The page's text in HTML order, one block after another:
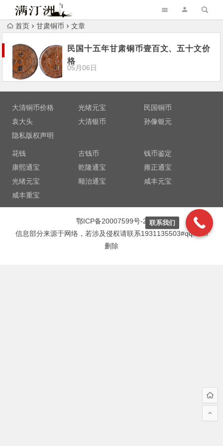
首页 甘肃铜币 文章
民国十五年甘肃铜币壹百文、五十文价
格
05月06日
大清铜币价格 光绪元宝
民国铜币
袁大头
大清银币
孙像银元
隐私版权声明
花钱 古钱币
钱币鉴定
康熙通宝
乾隆通宝
雍正通宝
光绪元宝
顺治通宝
咸丰元宝
咸丰重宝
鄂ICP备20007599号-2
信息部分来源于网络，若涉及侵权请联系1931135503#qq.com
删除
联系我们